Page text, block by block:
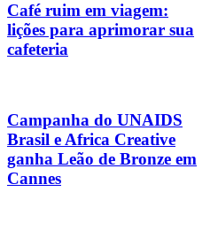
Café ruim em viagem:
lições para aprimorar sua
cafeteria
Campanha do UNAIDS
Brasil e Africa Creative
ganha Leão de Bronze em
Cannes